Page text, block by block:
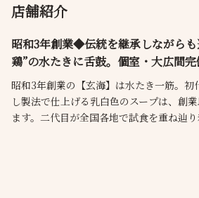
店舗紹介
昭和3年創業◆伝統を継承しながら
鶏”の水たきに舌鼓。個室・大広間
昭和3年創業の【玄海】は水たき一筋。
し製法で仕上げる乳白色のスープは、創
ます。二代目が全国各地で試食を重ね辿